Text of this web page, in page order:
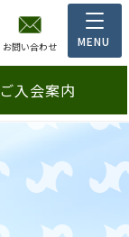
お問い合わせ
ご入会案内